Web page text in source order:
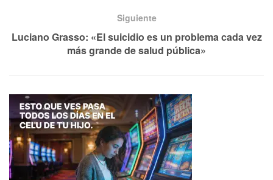
Siguiente
Luciano Grasso: «El suicidio es un problema cada vez
más grande de salud pública»